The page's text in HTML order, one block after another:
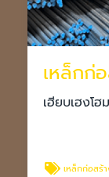
เหล็กก่
เฮียบเฮงโ
เหล็กก่อสร้